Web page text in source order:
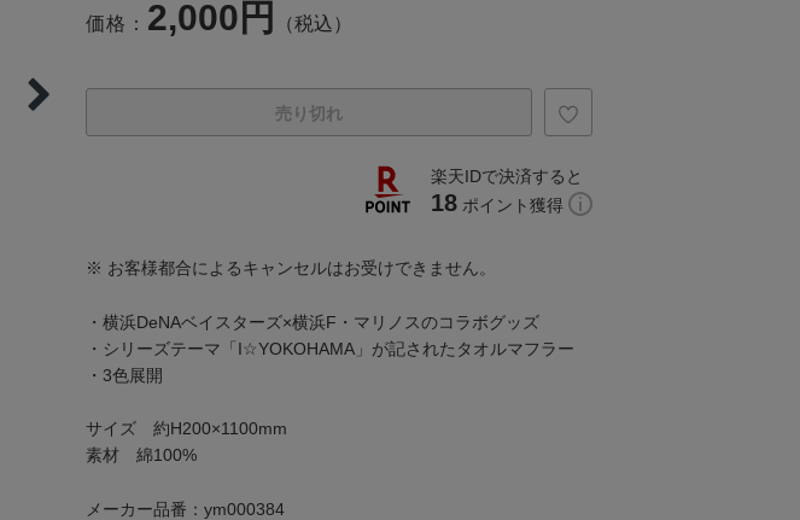
価格： 2,000円 （税込）
売り切れ
楽天IDで決済すると
18 ポイント獲得
※ お客様都合によるキャンセルはお受けできません。
・横浜DeNAベイスターズ×横浜F・マリノスのコラボグッズ
・シリーズテーマ「I☆YOKOHAMA」が記されたタオルマフラー
・3色展開
サイズ 約H200×1100mm
素材 綿100%
メーカー品番：ym000384